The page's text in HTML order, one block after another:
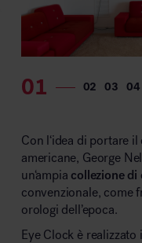
Con l‘idea di portare
americane, George
un‘ampia collezione di
convenzionale, come
orologi dell’epoca.
Eye Clock è